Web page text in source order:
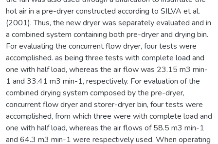
hot air in a pre-dryer constructed according to SILVA et al.
(2001). Thus, the new dryer was separately evaluated and in
a combined system containing both pre-dryer and drying bin.
For evaluating the concurrent flow dryer, four tests were
accomplished. as being three tests with complete load and
one with half load, whereas the air flow was 23.15 m3 min-
1 and 33.41 m3 min-1, respectively. For evaluation of the
combined drying system composed by the pre-dryer,
concurrent flow dryer and storer-dryer bin, four tests were
accomplished, from which three were with complete load and
one with half load, whereas the air flows of 58.5 m3 min-1
and 64.3 m3 min-1 were respectively used. When operating